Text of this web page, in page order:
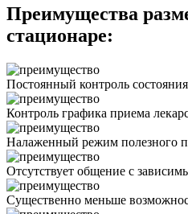
Преимущества
стационаре:
Постоянный контроль
Контроль графика приема
Налаженный режим полезного
Отсутствует общение с
Существенно меньше